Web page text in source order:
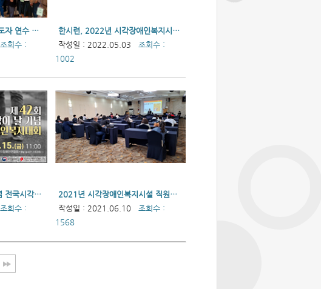
제11회 시각장애여성지도자 연수 성료
조회수 :
한시련, 2022년 시각장애인복지시설 직원연수(단체종사자) 성료
작성일 : 2022.05.03
조회수 :
1002
제42회 흰지팡이 날 기념 전국시각장애인복지대회
조회수 :
2021년 시각장애인복지시설 직원연수(단체종사자)
작성일 : 2021.06.10
조회수 :
1568